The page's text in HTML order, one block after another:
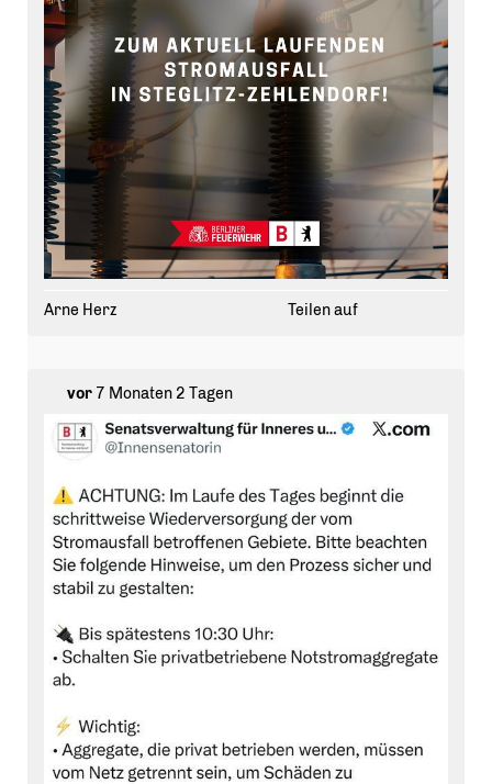
Arne Herz Teilen auf
vor7 Monaten 2 Tagen